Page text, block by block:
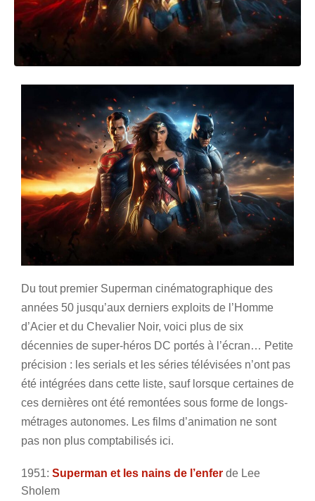
Du tout premier Superman cinématographique des
années 50 jusqu’aux derniers exploits de l’Homme
d’Acier et du Chevalier Noir, voici plus de six
décennies de super-héros DC portés à l’écran… Petite
précision : les serials et les séries télévisées n’ont pas
été intégrées dans cette liste, sauf lorsque certaines de
ces dernières ont été remontées sous forme de longs-
métrages autonomes. Les films d’animation ne sont
pas non plus comptabilisés ici.
1951: Superman et les nains de l’enfer de Lee
Sholem